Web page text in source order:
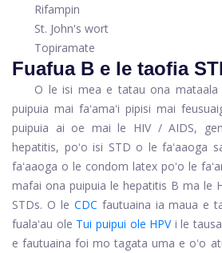
Rifampin
St. John's wort
Topiramate
Fuafua B e le taofia
O le isi mea e tatau ona
puipuia mai faʻamaʻi pipisi mai
puipuia ai oe mai le HIV / AIDS,
hepatitis, poʻo isi STD o le faʻaaoga
faʻaaoga o le condom latex poʻo le
mafai ona puipuia le hepatitis B ma le
STDs. O le CDC fautuaina ia maua e
fualaʻau ole Tui puipui ole HPVi le
e fautuaina foi mo tagata uma e oʻo